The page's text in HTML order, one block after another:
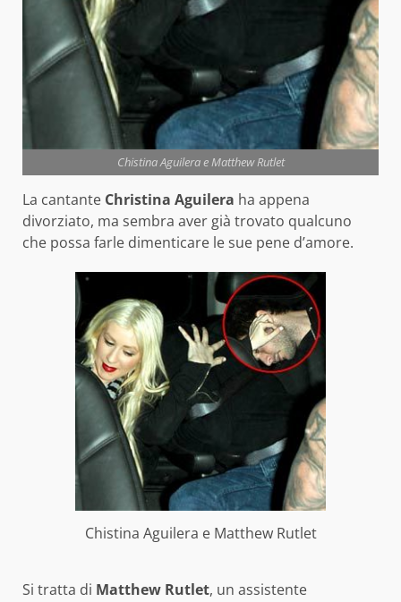
Chistina Aguilera e Matthew Rutlet
La cantante Christina Aguilera ha appena
divorziato, ma sembra aver già trovato qualcuno
che possa farle dimenticare le sue pene d’amore.
Chistina Aguilera e Matthew Rutlet
Si tratta di Matthew Rutlet, un assistente